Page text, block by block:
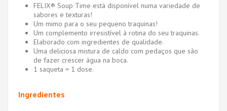
FELIX® Soup Time está disponível numa variedade de
sabores e texturas!
Um mimo para o seu pequeno traquinas!
Um complemento irresistível à rotina do seu traquinas.
Elaborado com ingredientes de qualidade.
Uma deliciosa mistura de caldo com pedaços que são
de fazer crescer água na boca.
1 saqueta = 1 dose.
Ingredientes